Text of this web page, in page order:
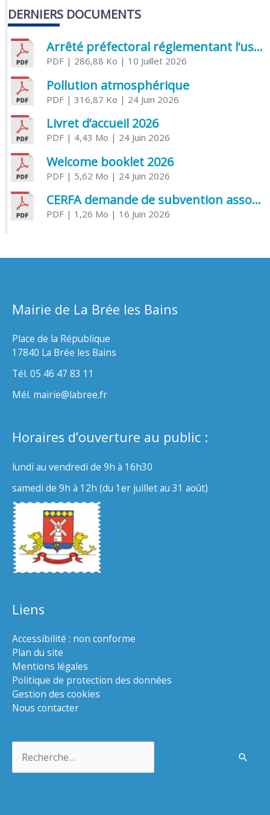
DERNIERS DOCUMENTS
Arrêté préfectoral réglementant l’usage de l’eau
PDF| 286,88 Ko | 10 Juillet 2026
Pollution atmosphérique
PDF| 316,87 Ko | 24 Juin 2026
Livret d’accueil 2026
PDF| 4,43 Mo | 24 Juin 2026
Welcome booklet 2026
PDF| 5,62 Mo | 24 Juin 2026
CERFA demande de subvention association
PDF| 1,26 Mo | 16 Juin 2026
Mairie de La Brée les Bains
Place de la République
17840 La Brée les Bains
Tél. 05 46 47 83 11
Mél. mairie@labree.fr
Horaires d’ouverture au public :
lundi au vendredi de 9h à 16h30
samedi de 9h à 12h (du 1er juillet au 31 août)
Liens
Accessibilité : non conforme
Plan du site
Mentions légales
Politique de protection des données
Gestion des cookies
Nous contacter